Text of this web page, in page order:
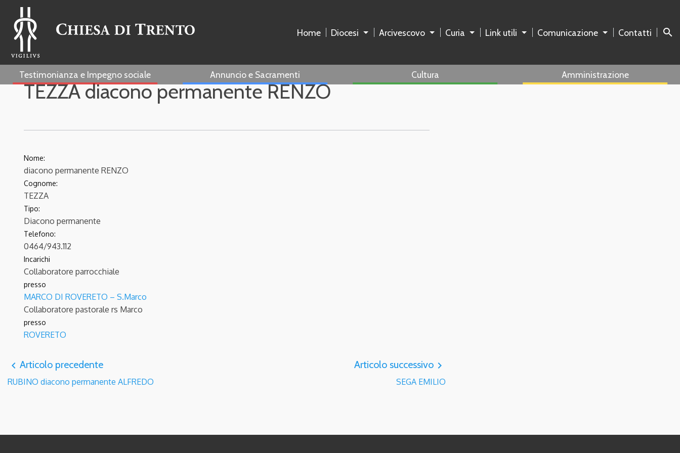
Home Diocesi Arcivescovo Curia Link utili Comunicazione Contatti search
Testimonianza e Impegno sociale Annuncio e Sacramenti Cultura Amministrazione
TEZZA diacono permanente RENZO
Nome:
diacono permanente RENZO
Cognome:
TEZZA
Tipo:
Diacono permanente
Telefono:
0464/943.112
Incarichi
Collaboratore parrocchiale
presso
MARCO DI ROVERETO – S.Marco
Collaboratore pastorale rs Marco
presso
ROVERETO
navigate_before Articolo precedente
RUBINO diacono permanente ALFREDO
Articolo successivo navigate_next
SEGA EMILIO